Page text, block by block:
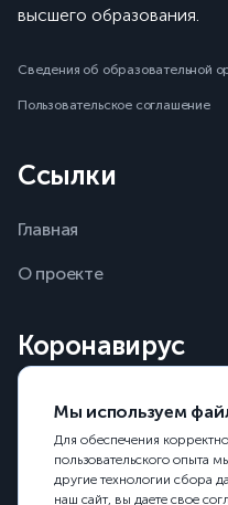
высшего образования.
Сведения об образовательной
Пользовательское соглашение
Ссылки
Главная
О проекте
Коронавирус
Мы используем
Для обеспечения
пользовательского опыта
другие технологии сбора
наш сайт, вы даете свое